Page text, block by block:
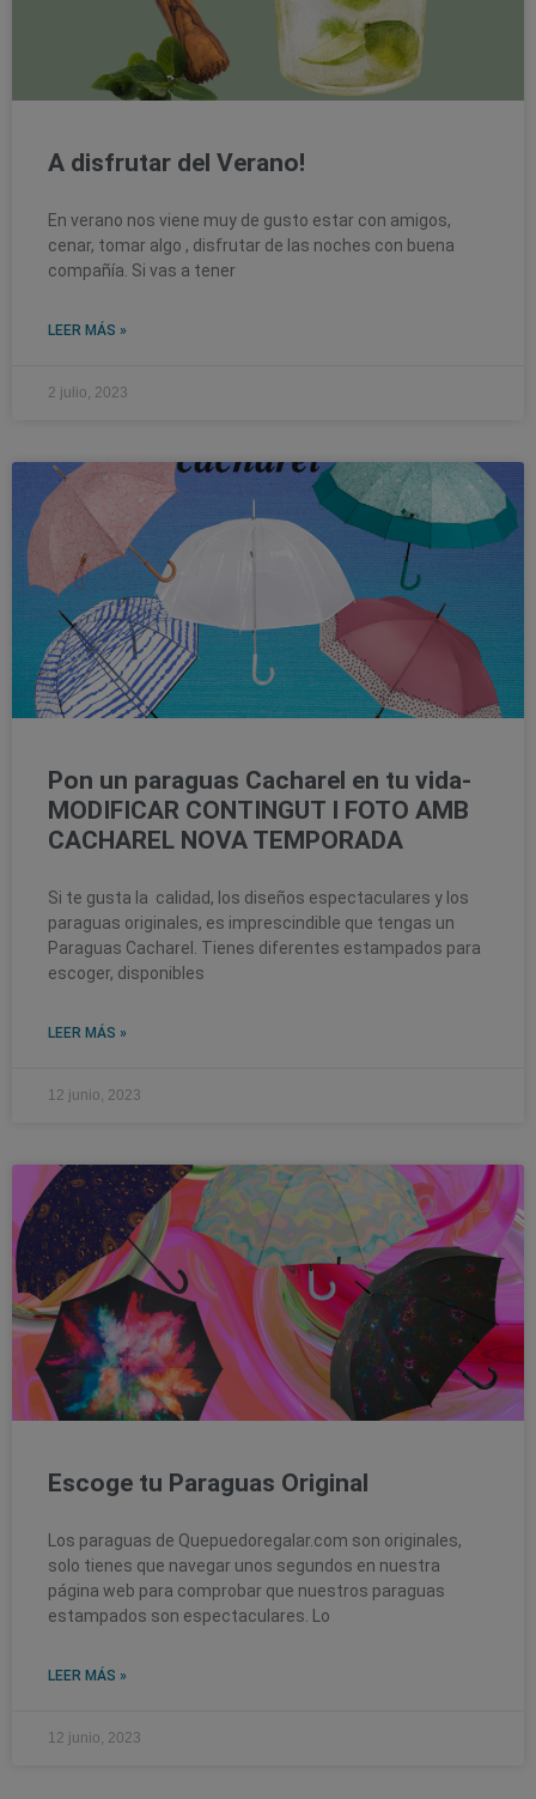
A disfrutar del Verano!
En verano nos viene muy de gusto estar con amigos,
cenar, tomar algo , disfrutar de las noches con buena
compañía. Si vas a tener
LEER MÁS »
2 julio, 2023
Pon un paraguas Cacharel en tu vida-
MODIFICAR CONTINGUT I FOTO AMB
CACHAREL NOVA TEMPORADA
Si te gusta la calidad, los diseños espectaculares y los
paraguas originales, es imprescindible que tengas un
Paraguas Cacharel. Tienes diferentes estampados para
escoger, disponibles
LEER MÁS »
12 junio, 2023
Escoge tu Paraguas Original
Los paraguas de Quepuedoregalar.com son originales,
solo tienes que navegar unos segundos en nuestra
página web para comprobar que nuestros paraguas
estampados son espectaculares. Lo
LEER MÁS »
12 junio, 2023